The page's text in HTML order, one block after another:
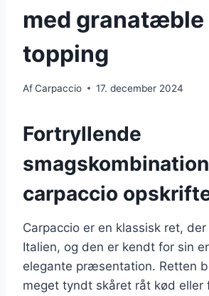
med granatæble
topping
AfCarpaccio 17. december 2024
Fortryllende
carpaccio
Carpaccio er en klassisk ret,
Italien, og den er kendt for sin
elegante præsentation. Retten
meget tyndt skåret råt kød eller